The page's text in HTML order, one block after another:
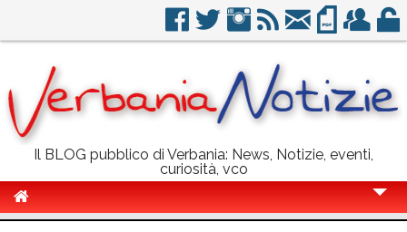
Il BLOG pubblico di Verbania: News, Notizie, eventi,
curiosità, vco